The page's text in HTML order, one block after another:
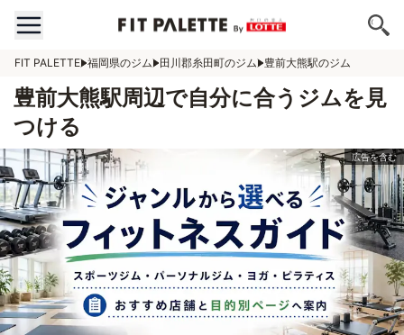
FIT PALETTE 福岡県のジム 田川郡糸田町のジム 豊前大熊駅のジム
豊前大熊駅周辺で自分に合うジムを見
つける